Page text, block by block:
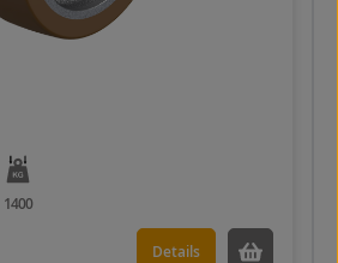
1400
Details